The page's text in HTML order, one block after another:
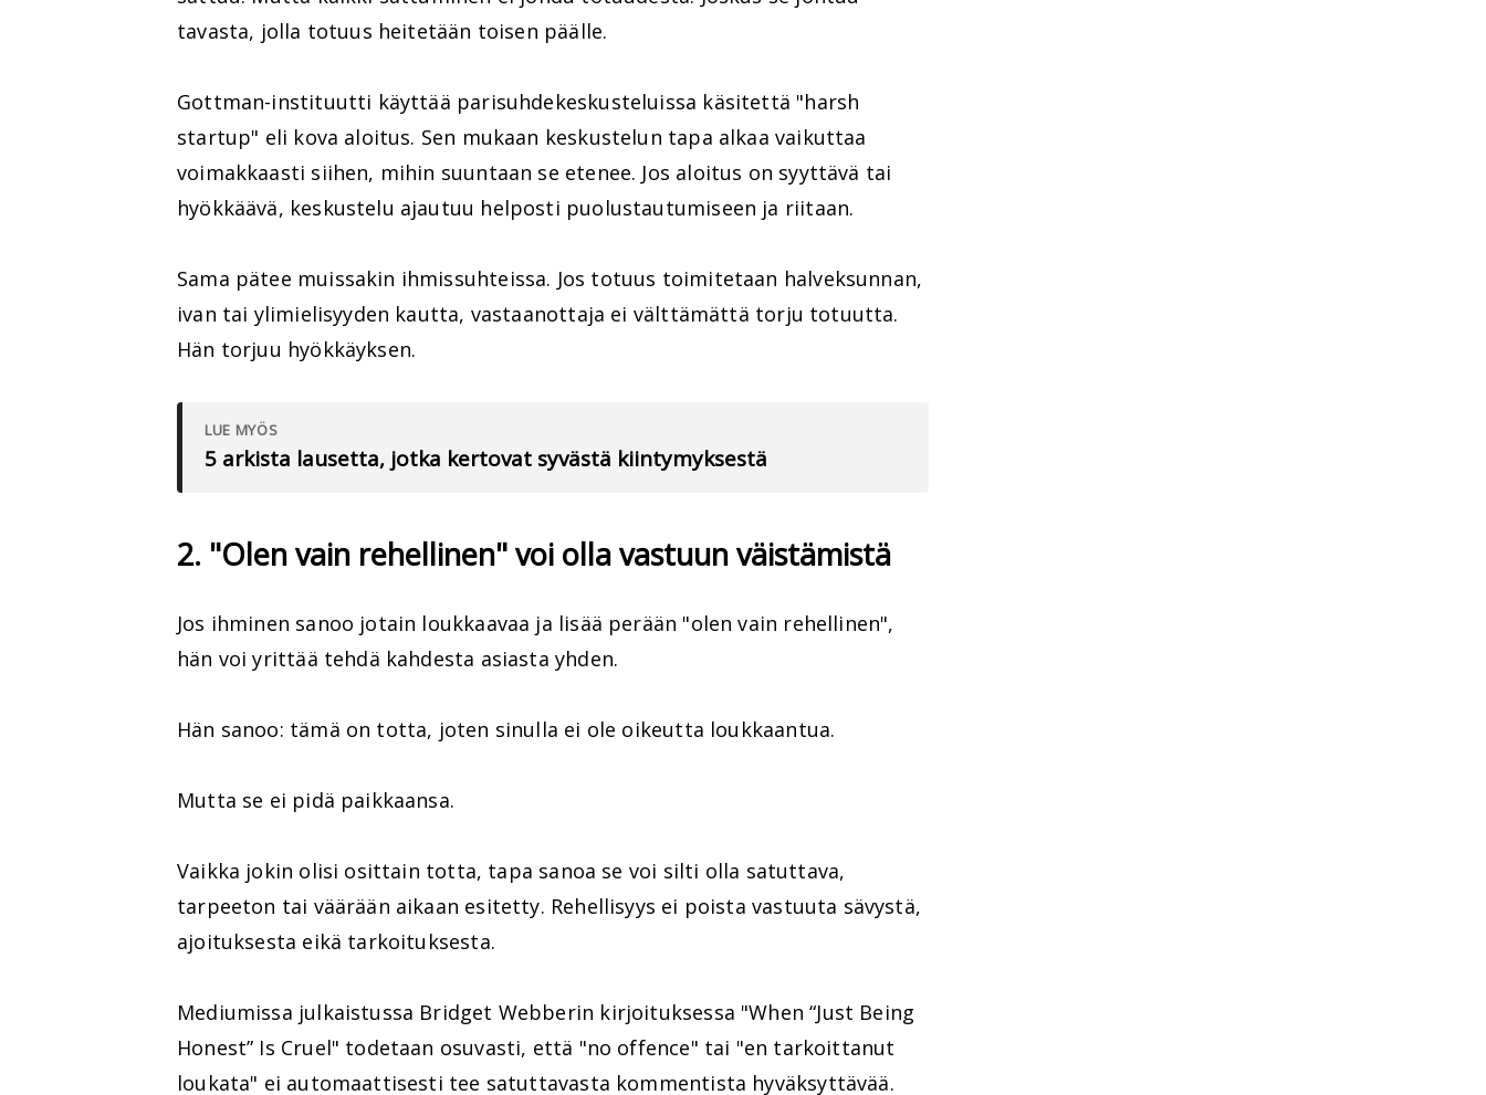
tavasta, jolla totuus heitetään toisen päälle.
Gottman-instituutti käyttää parisuhdekeskusteluissa käsitettä "harsh
startup" eli kova aloitus. Sen mukaan keskustelun tapa alkaa vaikuttaa
voimakkaasti siihen, mihin suuntaan se etenee. Jos aloitus on syyttävä tai
hyökkäävä, keskustelu ajautuu helposti puolustautumiseen ja riitaan.
Sama pätee muissakin ihmissuhteissa. Jos totuus toimitetaan halveksunnan,
ivan tai ylimielisyyden kautta, vastaanottaja ei välttämättä torju totuutta.
Hän torjuu hyökkäyksen.
LUE MYÖS
5 arkista lausetta, jotka kertovat syvästä kiintymyksestä
2. "Olen vain rehellinen" voi olla vastuun väistämistä
Jos ihminen sanoo jotain loukkaavaa ja lisää perään "olen vain rehellinen",
hän voi yrittää tehdä kahdesta asiasta yhden.
Hän sanoo: tämä on totta, joten sinulla ei ole oikeutta loukkaantua.
Mutta se ei pidä paikkaansa.
Vaikka jokin olisi osittain totta, tapa sanoa se voi silti olla satuttava,
tarpeeton tai väärään aikaan esitetty. Rehellisyys ei poista vastuuta sävystä,
ajoituksesta eikä tarkoituksesta.
Mediumissa julkaistussa Bridget Webberin kirjoituksessa "When “Just Being
Honest” Is Cruel" todetaan osuvasti, että "no offence" tai "en tarkoittanut
loukata" ei automaattisesti tee satuttavasta kommentista hyväksyttävää.